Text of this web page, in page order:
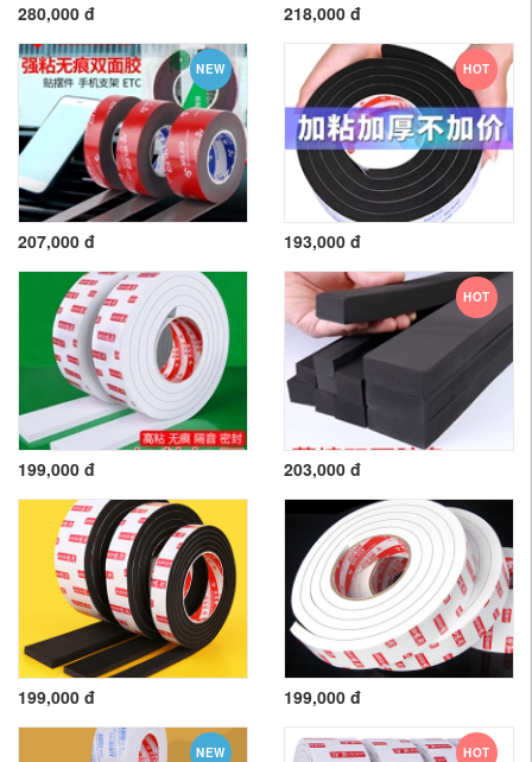
280,000 đ 218,000 đ
NEW
207,000 đ
HOT
193,000 đ
199,000 đ
HOT
203,000 đ
199,000 đ 199,000 đ
NEW HOT